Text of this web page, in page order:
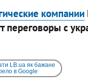
компании
переговоры с
LB.ua як бажане
в Google